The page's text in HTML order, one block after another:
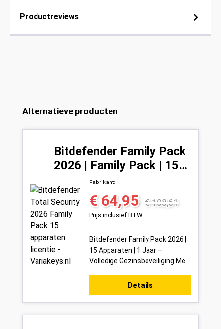
Productreviews
Productgalerij overslaan
Alternatieve producten
Bitdefender Family Pack
2026 | Family Pack | 15
Apparaten | 1 Jaar
Fabrikant:
Verkoopprijs:
€ 64,95 Normale prijs:
€ 108,61
Prijs inclusief BTW
Bitdefender Family Pack 2026 |
15 Apparaten | 1 Jaar –
Volledige Gezinsbeveiliging Met
2026 beveilig je in één keer tot
15...
Details